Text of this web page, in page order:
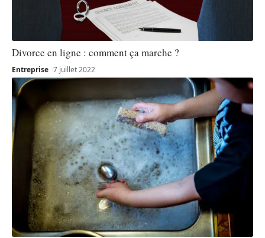
Divorce en ligne : comment ça marche ?
Entreprise 7 juillet 2022